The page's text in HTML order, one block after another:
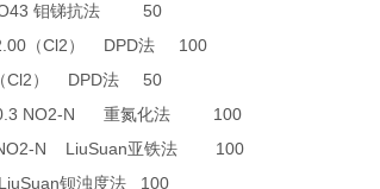
钼锑抗法 50
（Cl2 ） DPD法 100
（Cl2 ） DPD法 50
NO2-N 重氮化法 100
N LiuSuan亚铁法 100
钡浊度法 100